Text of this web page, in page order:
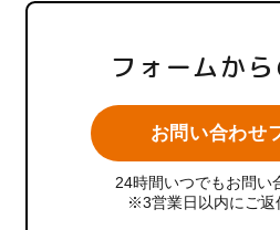
フォームか
お問い合わせ
24時間いつでもお問い
※3営業日以内にご返